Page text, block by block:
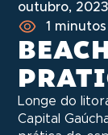
outubro, 2023
1
Longe do
Capital